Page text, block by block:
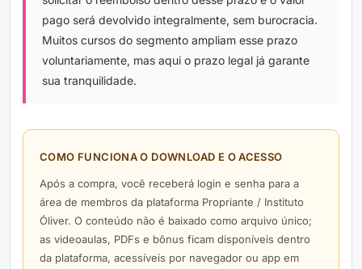
pago será devolvido integralmente, sem burocracia.
Muitos cursos do segmento ampliam esse prazo
voluntariamente, mas aqui o prazo legal já garante
sua tranquilidade.
COMO FUNCIONA O DOWNLOAD E O ACESSO
Após a compra, você receberá login e senha para a
área de membros da plataforma Propriante / Instituto
Óliver. O conteúdo não é baixado como arquivo único;
as videoaulas, PDFs e bônus ficam disponíveis dentro
da plataforma, acessíveis por navegador ou app em